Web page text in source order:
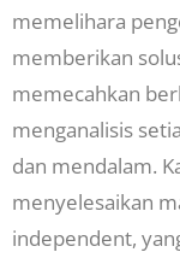
memelihara
memberikan
memecahkan
menganalisis
dan mendalam.
menyelesaikan
independent,